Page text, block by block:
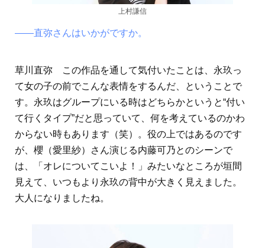
上村謙信
――直弥さんはいかがですか。
草川直弥 この作品を通して気付いたことは、永玖っ
て女の子の前でこんな表情をするんだ、ということで
す。永玖はグループにいる時はどちらかというと“付い
て行くタイプ”だと思っていて、何を考えているのかわ
からない時もあります（笑）。役の上ではあるのです
が、櫻（愛里紗）さん演じる内藤可乃とのシーンで
は、「オレについてこいよ！」みたいなところが垣間
見えて、いつもより永玖の背中が大きく見えました。
大人になりましたね。